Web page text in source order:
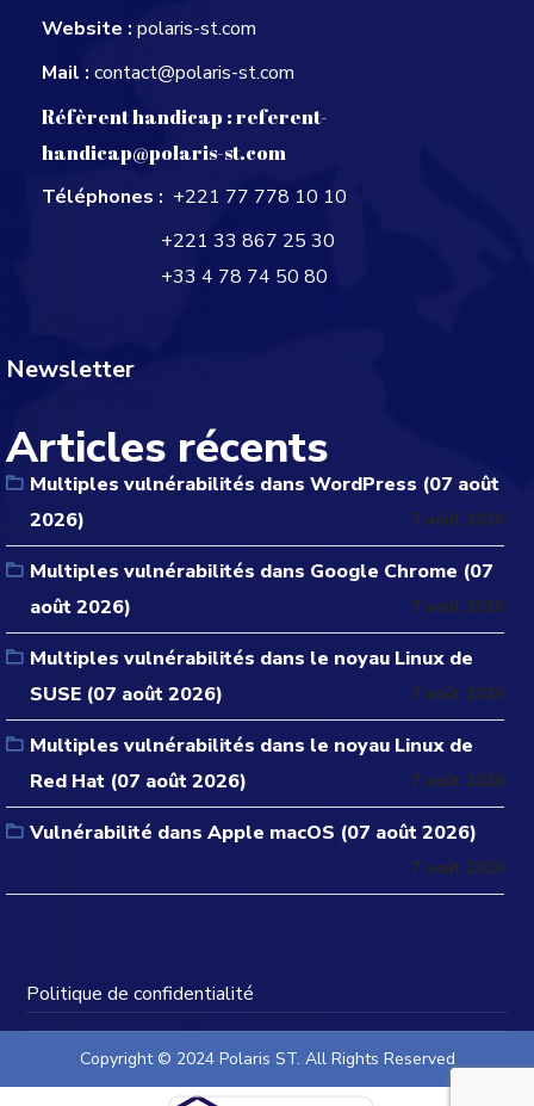
Website : polaris-st.com
Mail : contact@polaris-st.com
Réfèrent handicap :referent-
handicap@polaris-st.com
Téléphones : +221 77 778 10 10
+221 33 867 25 30
+33 4 78 74 50 80
Newsletter
Articles récents
Multiples vulnérabilités dans WordPress (07 août
2026)
7 août 2026
Multiples vulnérabilités dans Google Chrome (07
août 2026)
7 août 2026
Multiples vulnérabilités dans le noyau Linux de
SUSE (07 août 2026)
7 août 2026
Multiples vulnérabilités dans le noyau Linux de
Red Hat (07 août 2026)
7 août 2026
Vulnérabilité dans Apple macOS (07 août 2026)
7 août 2026
Politique de confidentialité
Copyright © 2024 Polaris ST. All Rights Reserved